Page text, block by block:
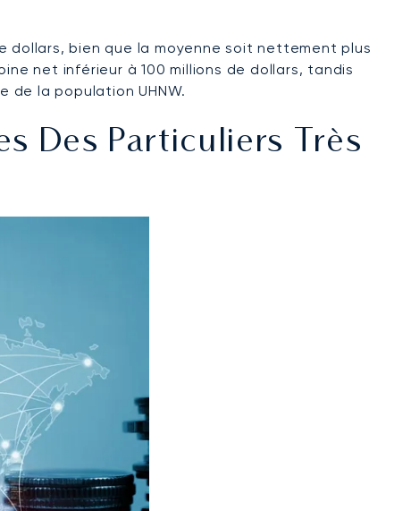
dollars, bien que la moyenne soit nettement plus
net inférieur à 100 millions de dollars, tandis
de la population UHNW.
Des Particuliers Très